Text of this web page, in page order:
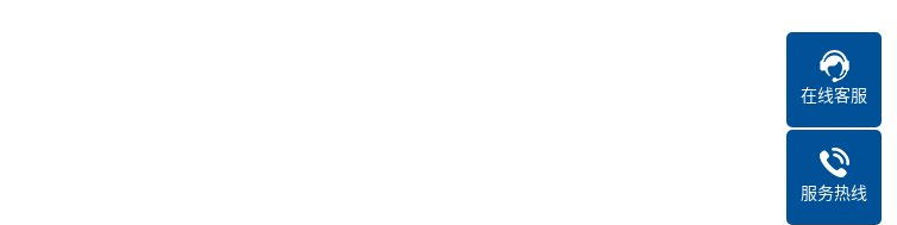
在线客服
服务热线